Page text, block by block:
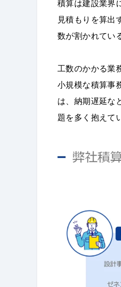
積算は建設業界
見積もりを算出
数が割かれてい
工数のかかる業
小規模な積算事
は、納期遅延な
題を多く抱えて